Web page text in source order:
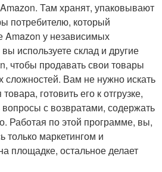
Там хранят, упаковывают
потребителю, который
Amazon у независимых
используете склад и другие
чтобы продавать свои товары
сложностей. Вам не нужно искать
готовить его к отгрузке,
с возвратами, содержать
Работая по этой программе, вы,
только маркетингом и
площадке, остальное делает